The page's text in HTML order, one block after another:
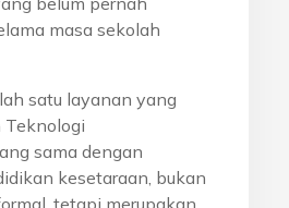
masa sekolah
satu layanan yang
Teknologi
sama dengan
kesetaraan, bukan
tetapi merupakan